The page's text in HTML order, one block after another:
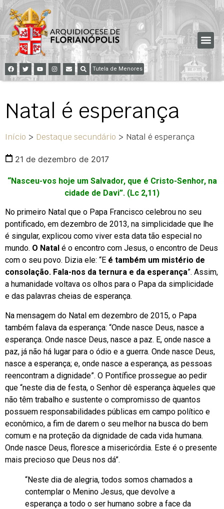
Tutela de Menores
Natal é esperança
Início > Destaque secundário > Natal é esperança
21 de dezembro de 2017
“Nasceu-vos hoje um Salvador, que é Cristo-Senhor, na
cidade de Davi”. (Lc 2,11)
No primeiro Natal que o Papa Francisco celebrou no seu
pontificado, em dezembro de 2013, na simplicidade que lhe
é singular, explicou como viver esta data tão especial no
mundo. O Natal é o encontro com Jesus, o encontro de Deus
com o seu povo. Dizia ele: “E é também um mistério de
consolação. Fala-nos da ternura e da esperança”. Assim,
a humanidade voltava os olhos para o Papa da simplicidade
e das palavras cheias de esperança.
Na mensagem do Natal em dezembro de 2015, o Papa
também falava da esperança: “Onde nasce Deus, nasce a
esperança. Onde nasce Deus, nasce a paz. E, onde nasce a
paz, já não há lugar para o ódio e a guerra. Onde nasce Deus,
nasce a esperança; e, onde nasce a esperança, as pessoas
reencontram a dignidade”. O Pontífice prossegue ao pedir
que “neste dia de festa, o Senhor dê esperança àqueles que
não têm trabalho e sustente o compromisso de quantos
possuem responsabilidades públicas em campo político e
econômico, a fim de darem o seu melhor na busca do bem
comum e na proteção da dignidade de cada vida humana.
Onde nasce Deus, floresce a misericórdia. Este é o presente
mais precioso que Deus nos dá”.
“Neste dia de alegria, todos somos chamados a
contemplar o Menino Jesus, que devolve a
esperança a todo o ser humano sobre a face da